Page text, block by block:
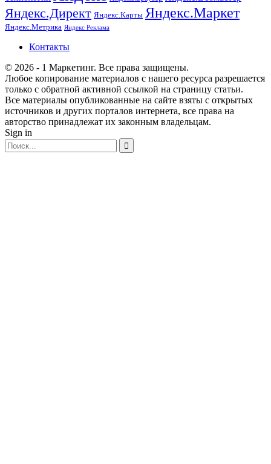
Яндекс.Директ Яндекс.Карты Яндекс.Маркет
Яндекс.Метрика Яндекс Реклама
Контакты
© 2026 - 1 Маркетинг. Все права защищены.
Любое копирование материалов с нашего ресурса разрешается
только с обратной активной ссылкой на страницу статьи.
Все материалы опубликованные на сайте взяты с открытых
источников и других порталов интернета, все права на
авторство принадлежат их законным владельцам.
Sign in